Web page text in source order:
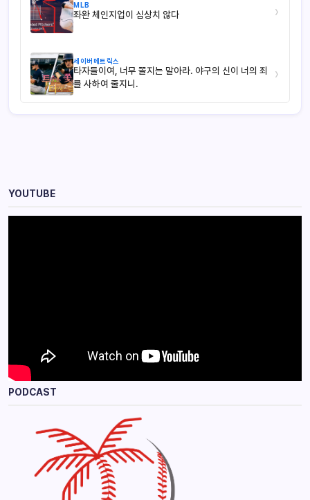
MLB
좌완 체인지업이 심상치 않다 ›
세이버메트릭스
타자들이여, 너무 쫄지는 말아라. 야구의 신이 너의 죄
를 사하여 줄지니.
›
YOUTUBE
PODCAST